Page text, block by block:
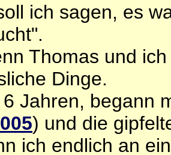
ich sagen, es
Thomas und
Dinge.
Jahren, begann
) und die
ich endlich an